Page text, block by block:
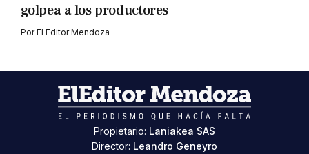
golpea a los productores
PorEl Editor Mendoza
Propietario: Laniakea SAS
Director: Leandro Geneyro